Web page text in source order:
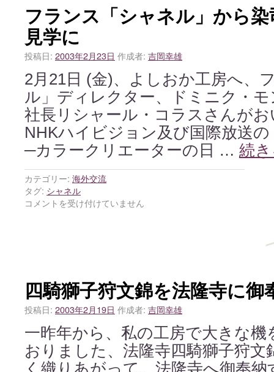
フランス「シャネル」から
見学に
投稿日: 2003年2月23日 作成者: 吉岡幸雄
2月21日 (金)、よしおか工房へ、
ル」ディレクター、ドミニク・
社長リシャール・コラスさんが
NHKハイビジョン及び国際放送
─カラークリエーターの日 … 続
カテゴリー: 海外交流
タグ: シャネル
コメントを受け付けていません
四騎獅子狩文錦を法隆寺に御
投稿日: 2003年2月19日 作成者: 吉岡幸雄
一昨年から、私の工房で大きな
おりました、法隆寺四騎獅子狩
く織りあがって、法隆寺へ御奉